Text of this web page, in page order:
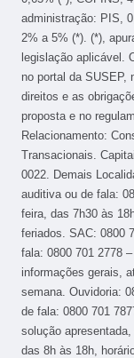
administração: PIS,
2% a 5% (*). (*),
legislação aplicável.
no portal da SUSEP,
direitos e as
proposta e no
Relacionamento:
Transacionais.
0022. Demais
auditiva ou de fala:
feira, das 7h30 às
feriados. SAC: 0800
fala: 0800 701 2778
informações gerais,
semana. Ouvidoria:
de fala: 0800 701
solução apresentada,
das 8h às 18h,